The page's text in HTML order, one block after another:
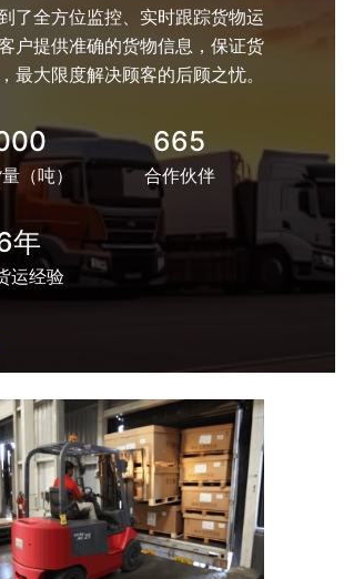
了全方位监控、实时跟踪货物运
户提供准确的货物信息，保证货
最大限度解决顾客的后顾之忧。
（吨）
665
合作伙伴
年
运经验